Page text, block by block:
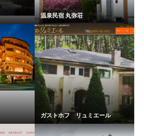
温泉民宿 丸弥荘
ガストホフ リュミエール